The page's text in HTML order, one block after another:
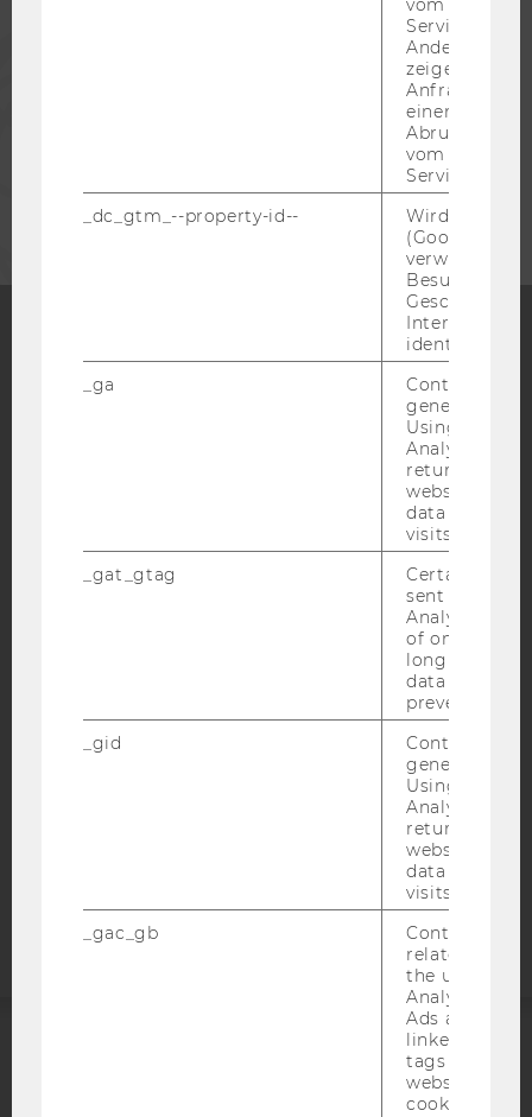
FacebookInstagramBlog
Bluesky
BARRIEREFREIHEITSERKLÄRUNG WEBSEITE
DATENSCHUTZERKLÄRUNG SOCIAL MEDIA
STUDIENBEWERBER*INNEN UND STUDIERENDE
Barrierefreiheitserklärung
vom AMP-
Service
Andere
zeigen Opt-
Anfrage im
einen Fehler
Abrufen
vom AMP
Service an.
_dc_gtm_--property-id--
Wird von
(Google Tag
verwendet,
Besucher
Geschlecht
Interessen zu
identifizieren.
_ga
Contains a
generated
Using this
Analytics can
returning
website and
data from
visits.
_gat_gtag
Certain data
sent to
Analytics a
of once per
long as it is
data
prevented.
_gid
Contains a
generated
Using this
Analytics can
returning
website and
data from
visits.
_gac_gb
Contains
related
the user. If
Analytics and
Ads accounts
linked, the
tags on the
website read
cookie.